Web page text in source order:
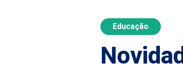
Educação